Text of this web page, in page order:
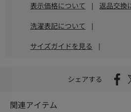
表示価格について | 返品交換
洗濯表記について |
サイズガイドを見る |
シェアする
関連アイテム